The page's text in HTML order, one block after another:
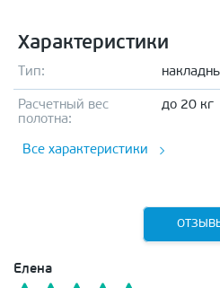
Характеристики
Тип:
Расчетный вес
полотна:
до 20 кг
Все характеристики
Елена